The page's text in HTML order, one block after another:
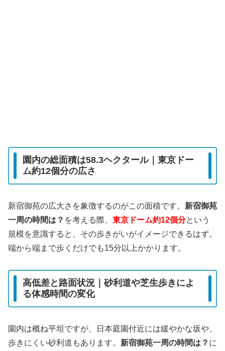
園内の総面積は58.3ヘクタール｜東京ドー
ム約12個分の広さ
新宿御苑の広大さを象徴するのがこの面積です。 新宿御苑
一周の時間は？ を考える際、 東京ドーム約12個分という
規模を意識すると、その歩きがいがイメージできるはず。
端から端まで歩くだけでも15分以上かかります。
高低差と路面状況｜砂利道や芝生歩きによ
る体感時間の変化
園内は概ね平坦ですが、日本庭園付近には緩やかな坂や、
歩きにくい砂利道もあります。 新宿御苑一周の時間は？ に